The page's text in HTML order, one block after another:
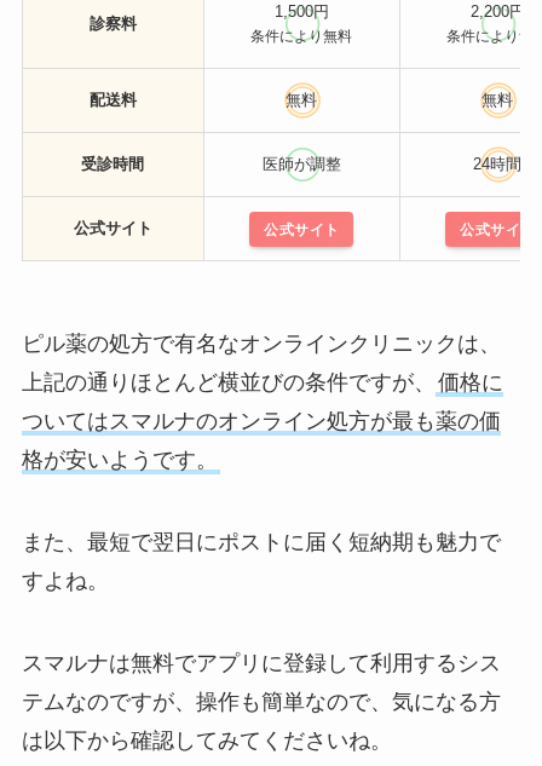
診察料
1,500円
条件により無料
2,200円
条件により無
配送料 無料 無料
受診時間 医師が調整 24時間
公式サイト 公式サイト 公式サイト
ピル薬の処方で有名なオンラインクリニックは、
上記の通りほとんど横並びの条件ですが、
価格に
ついてはスマルナのオンライン処方が最も薬の価
格が安いようです。
また、最短で翌日にポストに届く短納期も魅力で
すよね。
スマルナは無料でアプリに登録して利用するシス
テムなのですが、操作も簡単なので、気になる方
は以下から確認してみてくださいね。